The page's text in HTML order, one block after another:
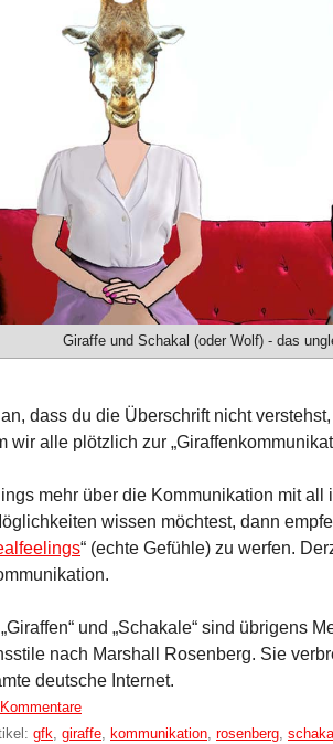
Giraffe und Schakal (oder Wolf) - das
dass du die Überschrift nicht
wir alle plötzlich zur
mehr über die Kommunikation mit all
wissen möchtest, dann
“ (echte Gefühle) zu werfen.
und „Schakale“ sind übrigens
nach Marshall Rosenberg. Sie
deutsche Internet.
gfk, giraffe, kommunikation, rosenberg,